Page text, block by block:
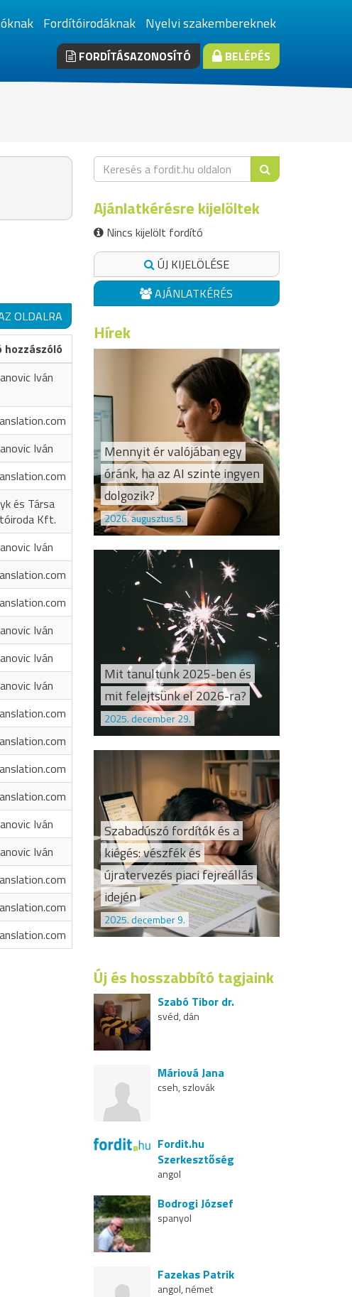
Fordítóirodáknak Nyelvi szakembereknek
FORDÍTÁSAZONOSÍTÓ BELÉPÉS
OLDALRA
hozzászóló
Iván
Iván
és Társa
Kft.
Iván
Iván
Iván
Iván
Iván
Iván
Ajánlatkérésre kijelöltek
Nincs kijelölt fordító
ÚJ KIJELÖLÉSE
AJÁNLATKÉRÉS
Hírek
Mennyit ér valójában egy
óránk, ha az AI szinte ingyen
dolgozik?
2026. augusztus 5.
Mit tanultunk 2025-ben és
mit felejtsünk el 2026-ra?
2025. december 29.
Szabadúszó fordítók és a
kiégés: vészfék és
újratervezés piaci fejreállás
idején
2025. december 9.
Új és hosszabbító tagjaink
Szabó Tibor dr.
svéd, dán
Máriová Jana
cseh, szlovák
Fordit.hu
Szerkesztőség
angol
Bodrogi József
spanyol
Fazekas Patrik
angol, német